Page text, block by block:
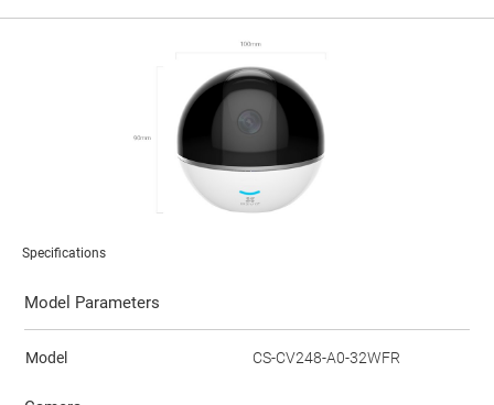
Specifications
Model Parameters
Model CS-CV248-A0-32WFR